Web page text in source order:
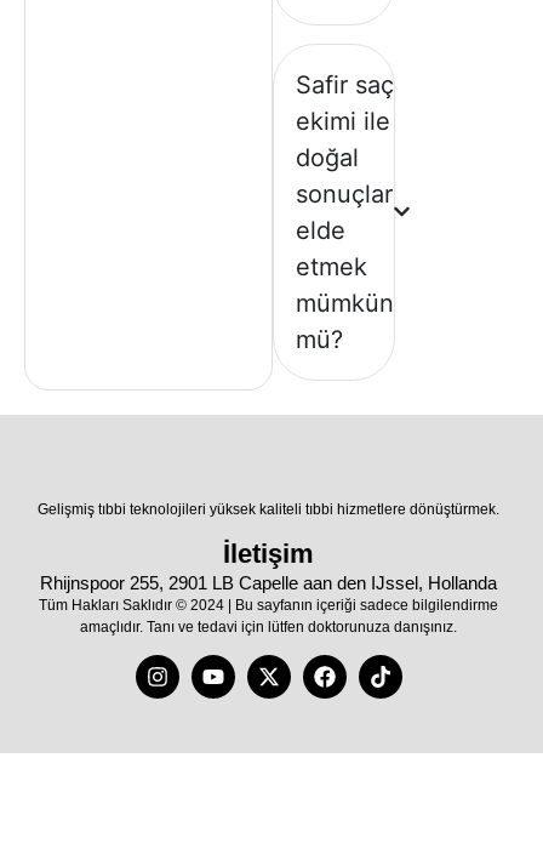
Safir saç
ekimi ile
doğal
sonuçlar
elde
etmek
mümkün
mü?
Gelişmiş tıbbi teknolojileri yüksek kaliteli tıbbi hizmetlere dönüştürmek.
İletişim
Rhijnspoor 255, 2901 LB Capelle aan den IJssel, Hollanda
Tüm Hakları Saklıdır © 2024 | Bu sayfanın içeriği sadece bilgilendirme
amaçlıdır. Tanı ve tedavi için lütfen doktorunuza danışınız.